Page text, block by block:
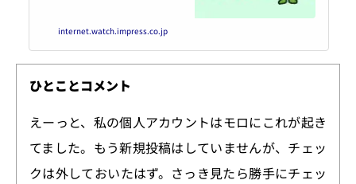
internet.watch.impress.co.jp
ひとことコメント
えーっと、私の個人アカウントはモロにこれが起き
てました。もう新規投稿はしていませんが、チェッ
クは外しておいたはず。さっき見たら勝手にチェッ